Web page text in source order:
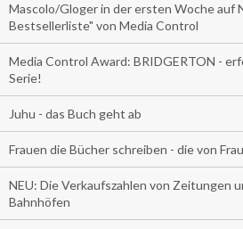
Mascolo/Gloger in der ersten Woche auf
Bestsellerliste" von Media Control
Media Control Award: BRIDGERTON -
Serie!
Juhu - das Buch geht ab
Frauen die Bücher schreiben - die von
NEU: Die Verkaufszahlen von Zeitungen
Bahnhöfen